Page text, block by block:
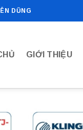
DŨNG
GIỚI THIỆU